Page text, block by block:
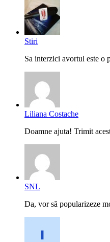
Stiri
Sa interzici avortul este o
Liliana Costache
Doamne ajuta! Trimit
SNL
Da, vor să popularizeze